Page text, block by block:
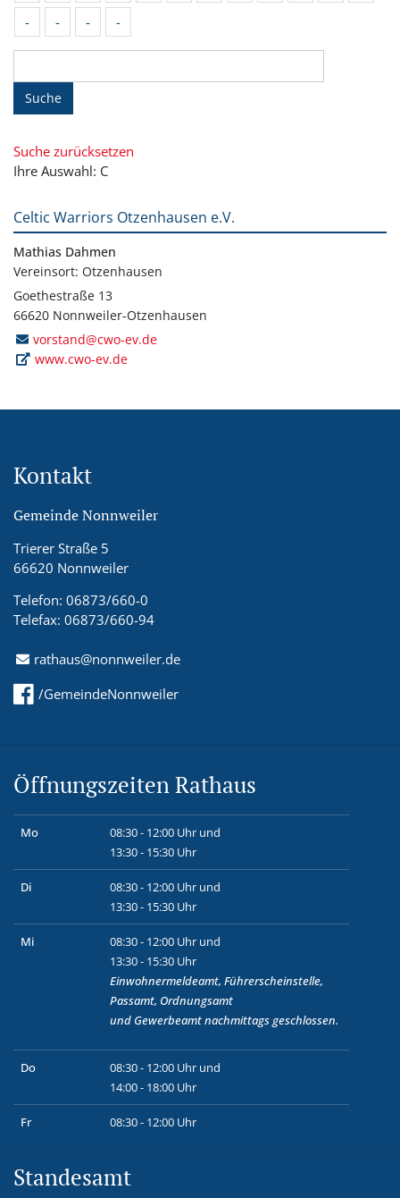
-
- - -
Suche
Suche zurücksetzen
Ihre Auswahl: C
Celtic Warriors Otzenhausen e.V.
Mathias Dahmen
Vereinsort: Otzenhausen
Goethestraße 13
66620 Nonnweiler-Otzenhausen
vorstand@cwo-ev.de
www.cwo-ev.de
Kontakt
Gemeinde Nonnweiler
Trierer Straße 5
66620 Nonnweiler
Telefon: 06873/660-0
Telefax: 06873/660-94
rathaus@nonnweiler.de
/GemeindeNonnweiler
Öffnungszeiten Rathaus
Mo
08:30 - 12:00 Uhr und
13:30 - 15:30 Uhr
Di
08:30 - 12:00 Uhr und
13:30 - 15:30 Uhr
Mi
08:30 - 12:00 Uhr und
13:30 - 15:30 Uhr
Einwohnermeldeamt, Führerscheinstelle,
Passamt, Ordnungsamt
und Gewerbeamtnachmittags geschlossen.
Do
08:30 - 12:00 Uhr und
14:00 - 18:00 Uhr
Fr 08:30 - 12:00 Uhr
Standesamt